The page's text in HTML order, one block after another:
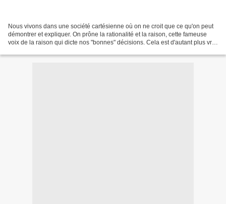
Nous vivons dans une société cartésienne où on ne croit que ce qu'on peut
démontrer et expliquer. On prône la rationalité et la raison, cette fameuse
voix de la raison qui dicte nos "bonnes" décisions. Cela est d'autant plus vrai